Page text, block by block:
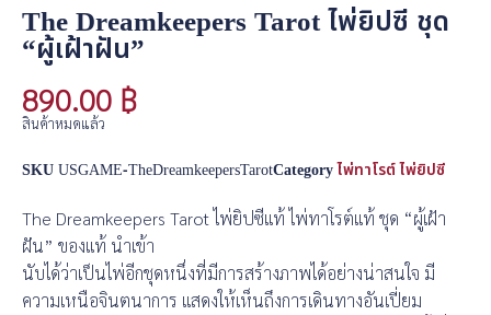
The Dreamkeepers Tarot ไพ่ยิปซี ชุด
“ผู้เฝ้าฝัน”
890.00 ฿
สินค้าหมดแล้ว
SKUUSGAME-TheDreamkeepersTarotCategoryไพ่ทาโรต์ ไพ่ยิปซี
The Dreamkeepers Tarot ไพ่ยิปซีแท้ ไพ่ทาโรต์แท้ ชุด “ผู้เฝ้า
ฝัน” ของแท้ นำเข้า
นับได้ว่าเป็นไพ่อีกชุดหนึ่งที่มีการสร้างภาพได้อย่างน่าสนใจ มี
ความเหนือจินตนาการ แสดงให้เห็นถึงการเดินทางอันเปี่ยม